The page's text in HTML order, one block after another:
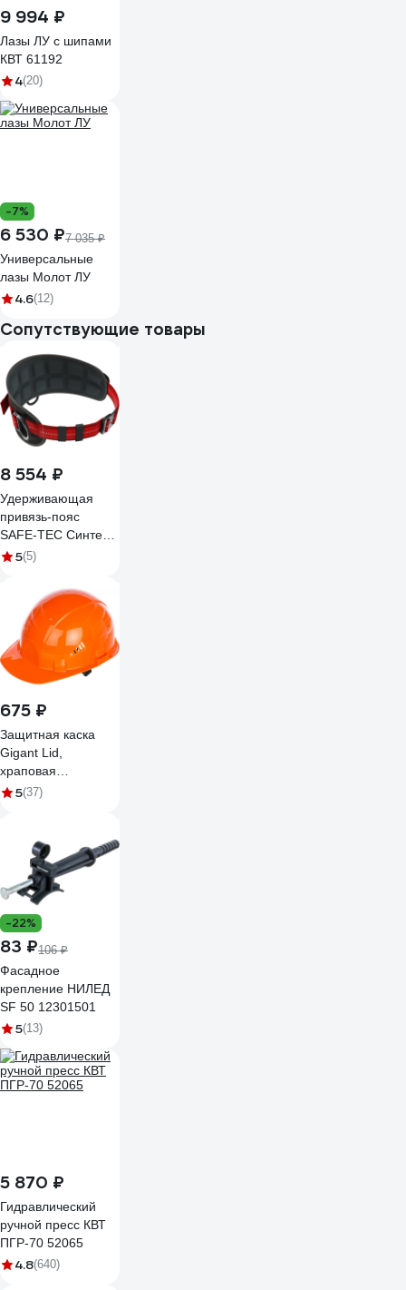
9 994 ₽
Лазы ЛУ с шипами
КВТ 61192
4(20)
-7%
6 530 ₽7 035 ₽
Универсальные
лазы Молот ЛУ
4.6(12)
Сопутствующие товары
8 554 ₽
Удерживающая
привязь-пояс
SAFE-TEC Синтез
STB1
5(5)
675 ₽
Защитная каска
Gigant Lid,
храповая
регулировка,
5(37)
-22%
83 ₽106 ₽
Фасадное
крепление НИЛЕД
SF 50 12301501
5(13)
5 870 ₽
Гидравлический
ручной пресс КВТ
ПГР-70 52065
4.8(640)